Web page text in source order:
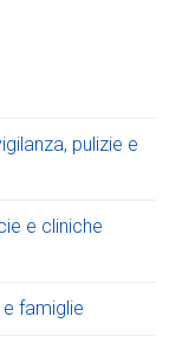
pulizie e
e cliniche
famiglie